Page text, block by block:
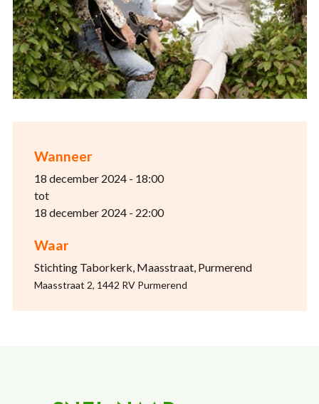
Wanneer
18 december 2024 - 18:00
tot
18 december 2024 - 22:00
Waar
Stichting Taborkerk, Maasstraat, Purmerend
Maasstraat 2, 1442 RV Purmerend